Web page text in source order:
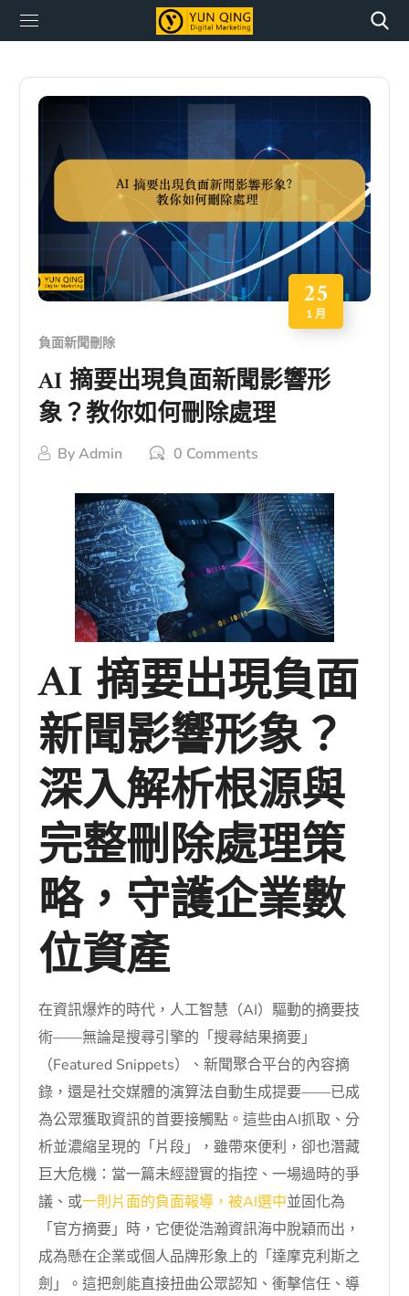
25
1 月
負面新聞刪除
AI 摘要出現負面新聞影響形
象？教你如何刪除處理
ByAdmin 0 Comments
AI 摘要出現負面
新聞影響形象？
深入解析根源與
完整刪除處理策
略，守護企業數
位資產
在資訊爆炸的時代，人工智慧（AI）驅動的摘要技
術——無論是搜尋引擎的「搜尋結果摘要」
（Featured Snippets）、新聞聚合平台的內容摘
錄，還是社交媒體的演算法自動生成提要——已成
為公眾獲取資訊的首要接觸點。這些由AI抓取、分
析並濃縮呈現的「片段」，雖帶來便利，卻也潛藏
巨大危機：當一篇未經證實的指控、一場過時的爭
議、或一則片面的負面報導，被AI選中並固化為
「官方摘要」時，它便從浩瀚資訊海中脫穎而出，
成為懸在企業或個人品牌形象上的「達摩克利斯之
劍」。這把劍能直接扭曲公眾認知、衝擊信任、導